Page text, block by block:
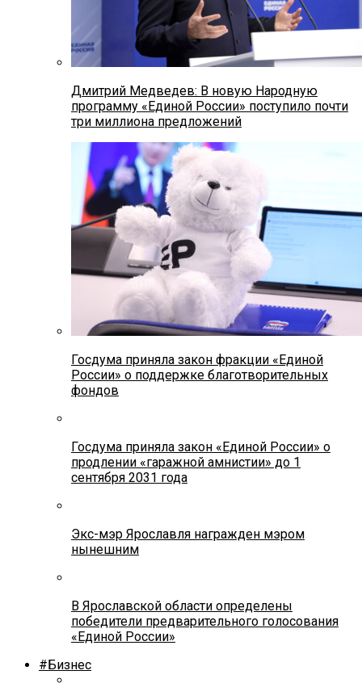
Дмитрий Медведев: В новую Народную
программу «Единой России» поступило почти
три миллиона предложений
Госдума приняла закон фракции «Единой
России» о поддержке благотворительных
фондов
Госдума приняла закон «Единой России» о
продлении «гаражной амнистии» до 1
сентября 2031 года
Экс-мэр Ярославля награжден мэром
нынешним
В Ярославской области определены
победители предварительного голосования
«Единой России»
#Бизнес